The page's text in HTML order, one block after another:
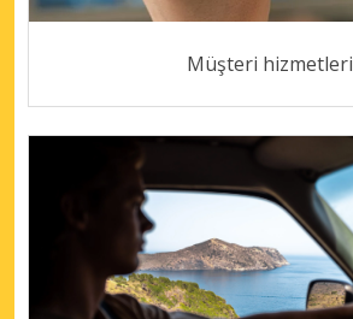
Müşteri hizmetleri